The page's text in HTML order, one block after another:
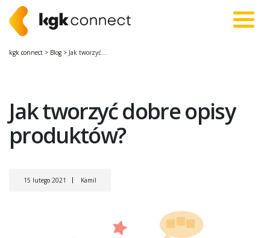
kgk connect > Blog > Jak tworzyć...
Jak tworzyć dobre opisy
produktów?
15 lutego 2021 Kamil